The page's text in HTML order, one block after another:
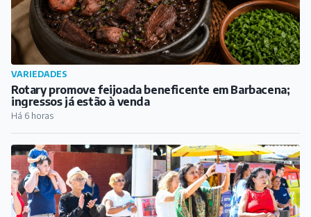
VARIEDADES
Rotary promove feijoada beneficente em Barbacena;
ingressos já estão à venda
Há 6 horas